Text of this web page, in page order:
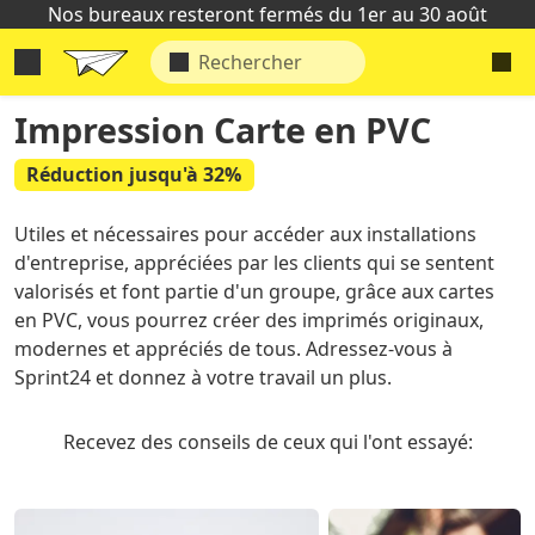
Nos bureaux resteront fermés du 1er au 30 août
Impression Carte en PVC
Réduction jusqu'à 32%
Utiles et nécessaires pour accéder aux installations
d'entreprise, appréciées par les clients qui se sentent
valorisés et font partie d'un groupe, grâce aux cartes
en PVC, vous pourrez créer des imprimés originaux,
modernes et appréciés de tous. Adressez-vous à
Sprint24 et donnez à votre travail un plus.
Recevez des conseils de ceux qui l'ont essayé: